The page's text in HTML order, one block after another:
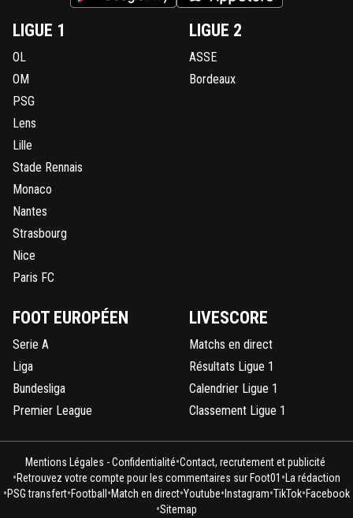
LIGUE 1
OL
OM
PSG
Lens
Lille
Stade Rennais
Monaco
Nantes
Strasbourg
Nice
Paris FC
LIGUE 2
ASSE
Bordeaux
FOOT EUROPÉEN
Serie A
Liga
Bundesliga
Premier League
LIVESCORE
Matchs en direct
Résultats Ligue 1
Calendrier Ligue 1
Classement Ligue 1
Mentions Légales - Confidentialité•Contact, recrutement et publicité
•Retrouvez votre compte pour les commentaires sur Foot01 • La rédaction
•PSG transfert•Football •Match en direct•Youtube• Instagram•TikTok•Facebook
•Sitemap